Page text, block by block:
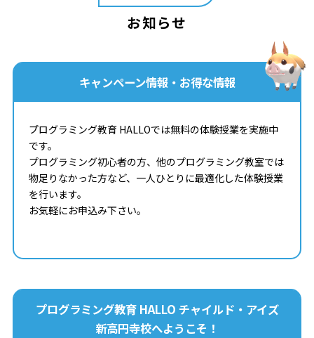
お知らせ
キャンペーン情報・お得な情報
プログラミング教育 HALLOでは無料の体験授業を実施中
です。
プログラミング初心者の方、他のプログラミング教室では
物足りなかった方など、一人ひとりに最適化した体験授業
を行います。
お気軽にお申込み下さい。
プログラミング教育 HALLO チャイルド・アイズ
新高円寺校へようこそ！